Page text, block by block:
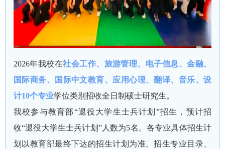
2026年我校在社会工作、旅游管理、电子信息、金融、
国际商务、国际中文教育、应用心理、翻译、音乐、设
计10个专业学位类别招收全日制硕士研究生。
我校参与教育部“退役大学生士兵计划”招生，预计招
收“退役大学生士兵计划”人数为5名。各专业具体招生计
划以教育部最终下达的招生计划为准。招生专业目录、